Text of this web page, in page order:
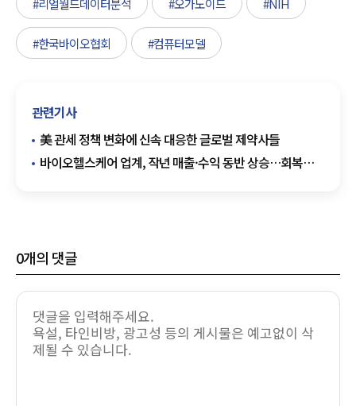
#리얼월드데이터분석 #오가노이드 #NIH
#한국바이오협회 #컴퓨터모델
관련기사
美 관세 정책 변화에 신속 대응한 글로벌 제약사들
바이오헬스케어 업계, 작년 매출·수익 동반 상승…회복세
0개의 댓글